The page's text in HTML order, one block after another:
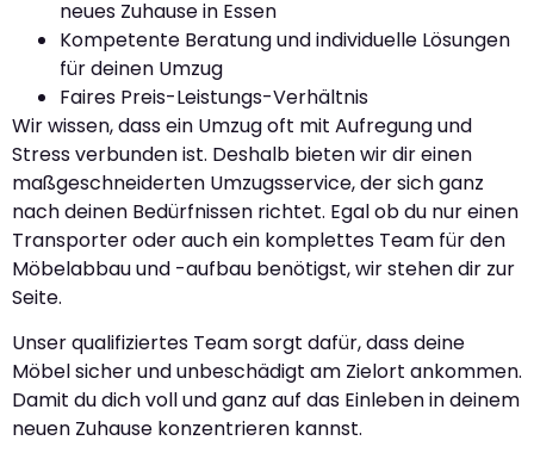
neues Zuhause in Essen
Kompetente Beratung und individuelle Lösungen
für deinen Umzug
Faires Preis-Leistungs-Verhältnis
Wir wissen, dass ein Umzug oft mit Aufregung und
Stress verbunden ist. Deshalb bieten wir dir einen
maßgeschneiderten Umzugsservice, der sich ganz
nach deinen Bedürfnissen richtet. Egal ob du nur einen
Transporter oder auch ein komplettes Team für den
Möbelabbau und -aufbau benötigst, wir stehen dir zur
Seite.
Unser qualifiziertes Team sorgt dafür, dass deine
Möbel sicher und unbeschädigt am Zielort ankommen.
Damit du dich voll und ganz auf das Einleben in deinem
neuen Zuhause konzentrieren kannst.